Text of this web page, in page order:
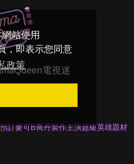
站使用
，即表示您同意
政策
電視迷
訂麥可B喬丹製作主演超級英雄題材